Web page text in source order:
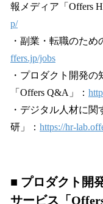
報メディア「Offers
p/
・副業・転職のため
ffers.jp/jobs
・プロダクト開発
「Offers Q&A」：
・デジタル人材に
研」： https://hr-
■ プロダクト開
サービス「